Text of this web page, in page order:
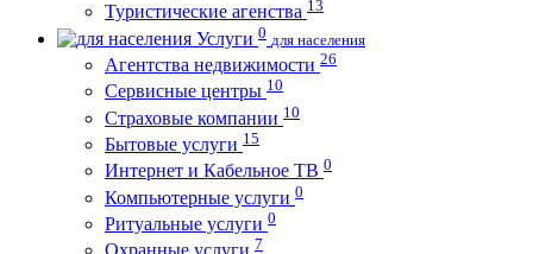
Туристические агенства 13
Услуги 0 для населения
Агентства недвижимости 26
Сервисные центры 10
Страховые компании 10
Бытовые услуги 15
Интернет и Кабельное ТВ 0
Компьютерные услуги 0
Ритуальные услуги 0
7